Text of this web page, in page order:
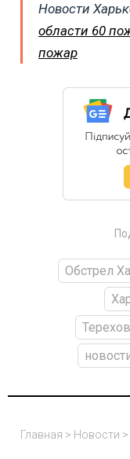
Новости
области 60
пожар
Обстрел
Главная > Новости >